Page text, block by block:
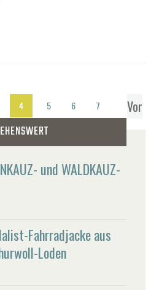
4 5 6 7 Vor
und WALDKAUZ-
Fahrradjacke aus
Loden